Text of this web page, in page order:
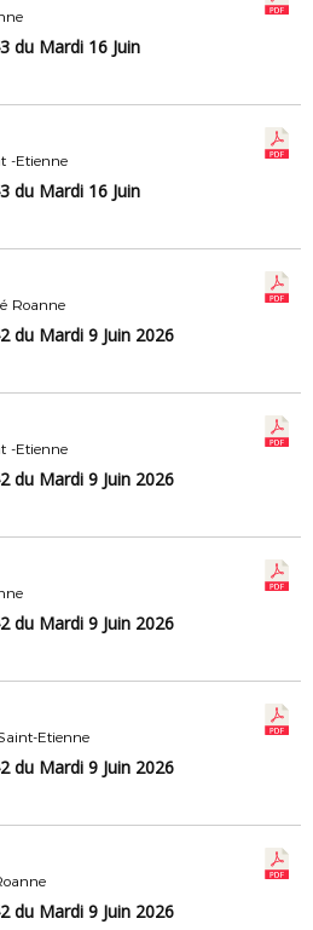
du Mardi 16 Juin
-Etienne
du Mardi 16 Juin
Roanne
du Mardi 9 Juin 2026
-Etienne
du Mardi 9 Juin 2026
du Mardi 9 Juin 2026
Etienne
du Mardi 9 Juin 2026
du Mardi 9 Juin 2026